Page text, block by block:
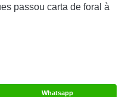
passou carta de foral à
Whatsapp